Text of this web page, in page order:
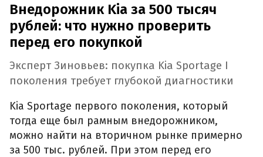
Внедорожник Kia за 500 тысяч
рублей: что нужно проверить
перед его покупкой
Эксперт Зиновьев: покупка Kia Sportage I
поколения требует глубокой диагностики
Kia Sportage первого поколения, который
тогда еще был рамным внедорожником,
можно найти на вторичном рынке примерно
за 500 тыс. рублей. При этом перед его